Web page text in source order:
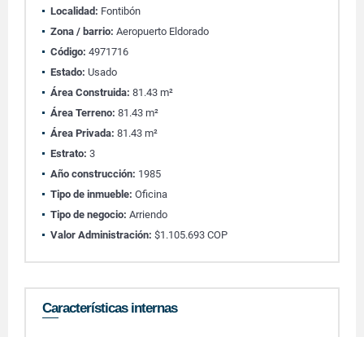
Localidad: Fontibón
Zona / barrio: Aeropuerto Eldorado
Código: 4971716
Estado: Usado
Área Construida: 81.43 m²
Área Terreno: 81.43 m²
Área Privada: 81.43 m²
Estrato: 3
Año construcción: 1985
Tipo de inmueble: Oficina
Tipo de negocio: Arriendo
Valor Administración: $1.105.693 COP
Características internas